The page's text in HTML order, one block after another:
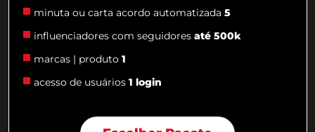
minuta ou carta acordo automatizada 5
influenciadores com seguidores até 500k
marcas | produto 1
acesso de usuários 1 login